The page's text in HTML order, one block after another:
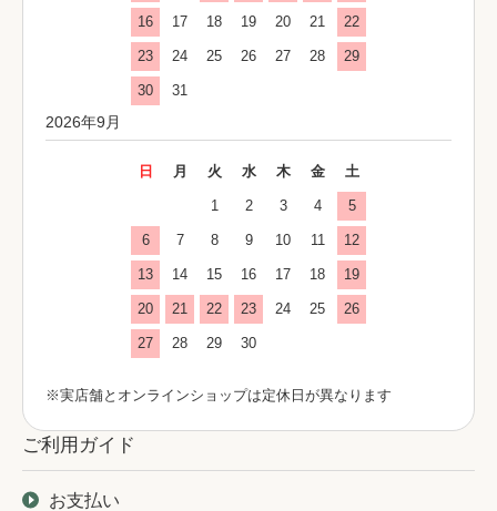
16 17 18 19 20 21 22
23 24 25 26 27 28 29
30 31
2026年9月
日 月 火 水 木 金 土
1 2 3 4 5
6 7 8 9 10 11 12
13 14 15 16 17 18 19
20 21 22 23 24 25 26
27 28 29 30
※実店舗とオンラインショップは定休日が異なります
ご利用ガイド
お支払い